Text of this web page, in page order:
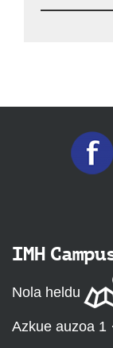
IMH
Nola heldu
Azkue auzoa 1